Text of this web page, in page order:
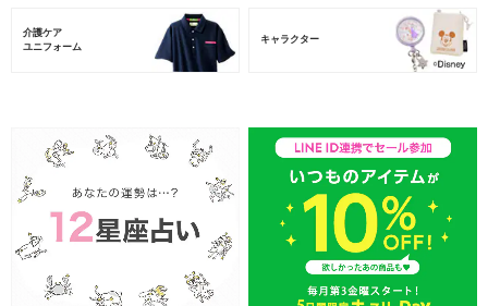
介護ケア
ユニフォーム
キャラクター